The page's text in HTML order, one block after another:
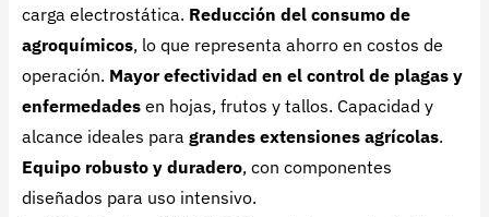
carga electrostática. Reducción del consumo de
agroquímicos, lo que representa ahorro en costos de
operación. Mayor efectividad en el control de plagas y
enfermedades en hojas, frutos y tallos. Capacidad y
alcance ideales para grandes extensiones agrícolas.
Equipo robusto y duradero, con componentes
diseñados para uso intensivo.